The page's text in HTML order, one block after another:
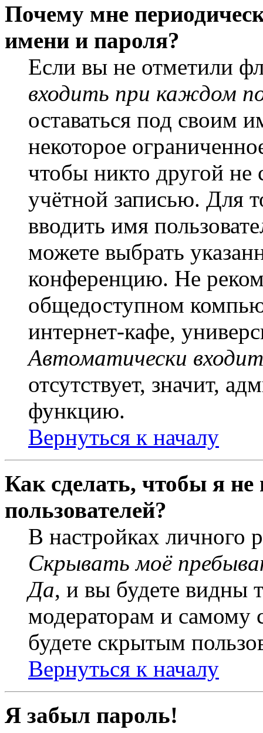
Почему мне
имени и пароля?
Если вы не отметили
входить при каждом
оставаться под своим
некоторое
чтобы никто другой не
учётной записью. Для
вводить имя
можете выбрать
конференцию. Не
общедоступном
интернет-кафе,
Автоматически
отсутствует, значит,
функцию.
Вернуться к началу
Как сделать, чтобы я
пользователей?
В настройках личного
Скрывать моё
Да, и вы будете видны
модераторам и самому
будете скрытым
Вернуться к началу
Я забыл пароль!